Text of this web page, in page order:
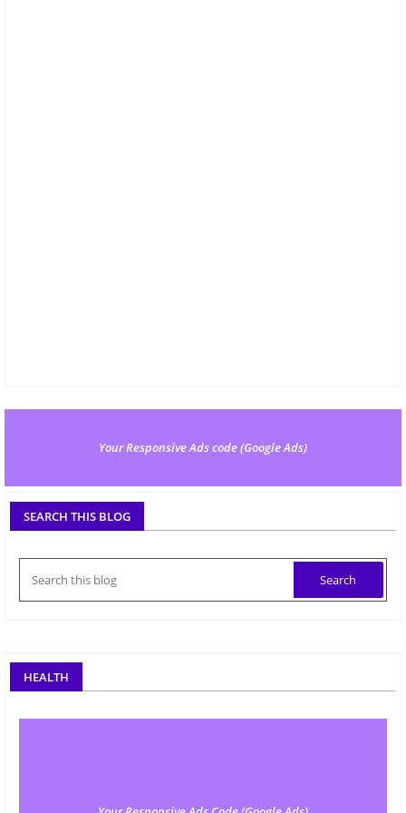
Your Responsive Ads code (Google Ads)
SEARCH THIS BLOG
HEALTH